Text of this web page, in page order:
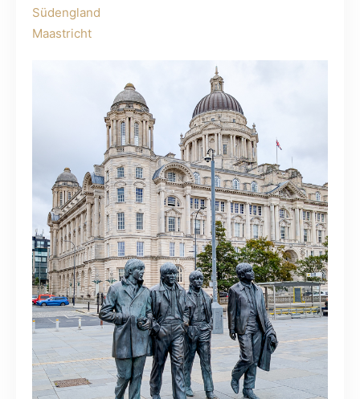
Südengland
Maastricht